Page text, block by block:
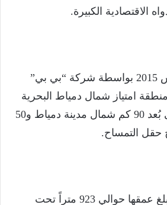
الاقتصادية الكبيرة.
تم اكتشافه في مارس 2015 بواسطة شركة “بي بي”
منطقة امتياز شمال دمياط البحرية
بشرق دلتا النيل، على بُعد 90 كم شمال مدينة دمياط و50
حقل التمساح.
يقع الحقل في مياه يبلغ عمقها حوالي 923 متراً تحت